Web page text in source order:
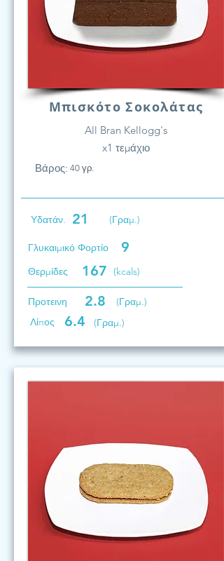
Μπισκότο Σοκολάτας
All Bran Kellogg's
x1 τεμάχιο
Βάρος: 40 γρ.
Υδατάν. 21 (Γραμ.)
Γλυκαιμικό Φορτίο 9
Θερμίδες 167 (kcals)
Προτεινη 2.8
(Γραμ.)
Λίπος
6.4 (Γραμ.)